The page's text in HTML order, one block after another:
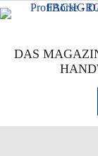
Zum
Inhalt
DAS